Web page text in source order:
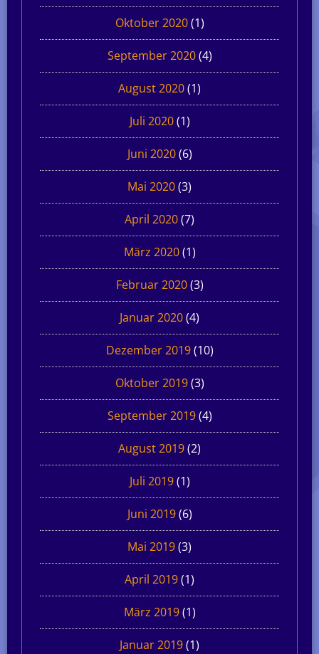
Oktober 2020(1)
September 2020(4)
August 2020(1)
Juli 2020(1)
Juni 2020(6)
Mai 2020(3)
April 2020(7)
März 2020(1)
Februar 2020(3)
Januar 2020(4)
Dezember 2019(10)
Oktober 2019(3)
September 2019(4)
August 2019(2)
Juli 2019(1)
Juni 2019(6)
Mai 2019(3)
April 2019(1)
März 2019(1)
Januar 2019(1)